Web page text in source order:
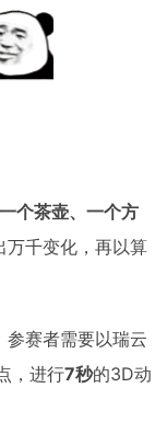
一个茶壶、一个方
万千变化，再以算
参赛者需要以瑞云
，进行7秒的3D动